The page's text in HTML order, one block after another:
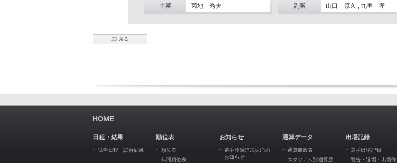
主審 菊地 秀夫 副審 山口 森久 , 九里 孝
戻る
HOME
日程・結果
試合日程・試合結果
順位表
順位表
年間順位表
お知らせ
選手登録追加抹消の
お知らせ
通算データ
通算勝敗表
スタジアム別通算勝
出場記録
選手出場記録
警告・退場・出場停